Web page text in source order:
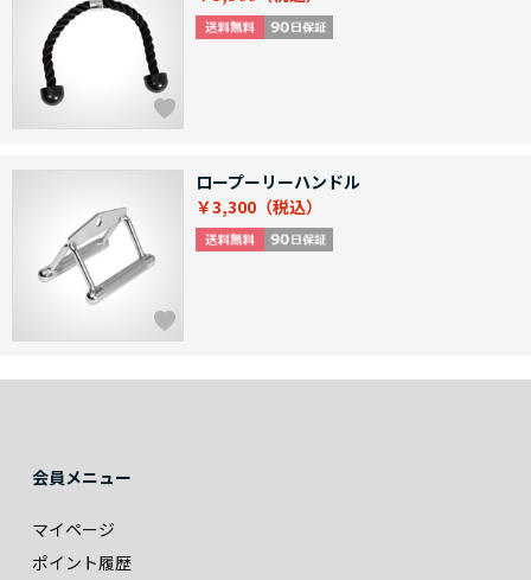
ロープーリーハンドル
￥3,300
会員メニュー
マイページ
ポイント履歴